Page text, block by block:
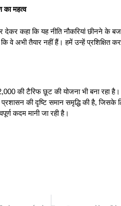
का महत्व
कहा कि यह नीति नौकरियां छीनने के
वे अभी तैयार नहीं हैं। हमें उन्हें प्रशिक्षित
की टैरिफ छूट की योजना भी बना रहा
प्रशासन की दृष्टि समान समृद्धि की है,
कदम मानी जा रही है।